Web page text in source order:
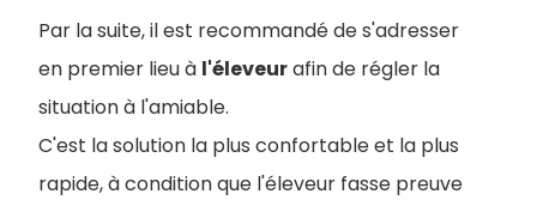
Par la suite, il est recommandé de s'adresser
en premier lieu à l'éleveurafin de régler la
situation à l'amiable.
C'est la solution la plus confortable et la plus
rapide, à condition que l'éleveur fasse preuve